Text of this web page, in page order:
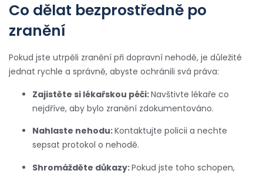
Co dělat bezprostředně po
zranění
Pokud jste utrpěli zranění při dopravní nehodě, je důležité
jednat rychle a správně, abyste ochránili svá práva:
Zajistěte si lékařskou péči:Navštivte lékaře co
nejdříve, aby bylo zranění zdokumentováno.
Nahlaste nehodu:Kontaktujte policii a nechte
sepsat protokol o nehodě.
Shromážděte důkazy:Pokud jste toho schopen,